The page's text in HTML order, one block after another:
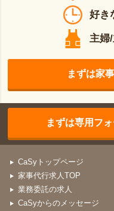
好き
主婦
まずは家
まずは専用フ
CaSyトップページ
家事代行求人TOP
業務委託の求人
CaSyからのメッセージ